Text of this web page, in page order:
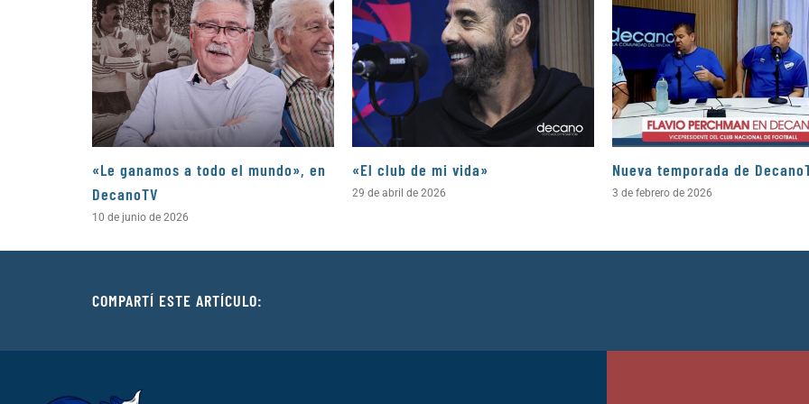
«Le ganamos a todo el mundo», en
DecanoTV
10 de junio de 2026
«El club de mi vida»
29 de abril de 2026
Nueva temporada de
3 de febrero de 2026
COMPARTÍ ESTE ARTÍCULO: